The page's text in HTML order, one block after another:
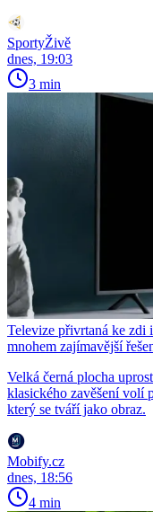
SportyŽivě
dnes, 19:03
3 min
Televize přivrtaná ke zdi
mnohem zajímavější
Velká černá plocha
klasického zavěšení volí
který se tváří jako obraz.
Mobify.cz
dnes, 18:56
4 min